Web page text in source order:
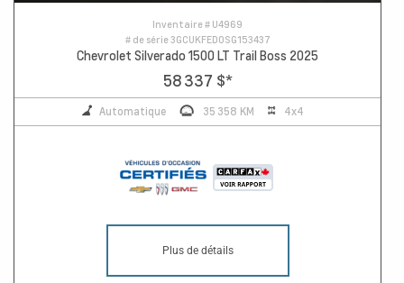
Inventaire # U4969
# de série3GCUKFED0SG153437
Chevrolet Silverado 1500 LT Trail Boss 2025
58 337 $*
Automatique 35 358 KM 4x4
Plus de détails